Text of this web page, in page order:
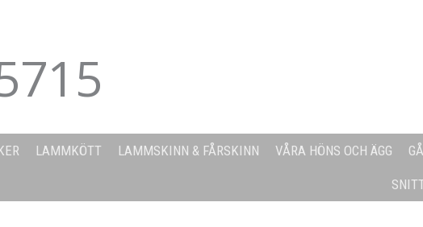
LAMMKÖTT LAMMSKINN & FÅRSKINN VÅRA HÖNS OCH ÄGG